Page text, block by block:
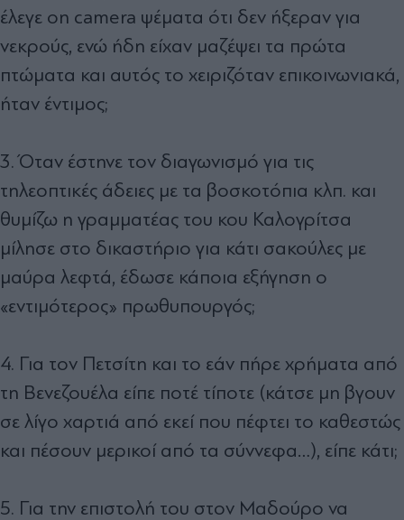
έλεγε on camera ψέματα ότι δεν ήξεραν για
νεκρούς, ενώ ήδη είχαν μαζέψει τα πρώτα
πτώματα και αυτός το χειριζόταν επικοινωνιακά,
ήταν έντιμος;
3. Όταν έστηνε τον διαγωνισμό για τις
τηλεοπτικές άδειες με τα βοσκοτόπια κλπ. και
θυμίζω η γραμματέας του κου Καλογρίτσα
μίλησε στο δικαστήριο για κάτι σακούλες με
μαύρα λεφτά, έδωσε κάποια εξήγηση ο
«εντιμότερος» πρωθυπουργός;
4. Για τον Πετσίτη και το εάν πήρε χρήματα από
τη Βενεζουέλα είπε ποτέ τίποτε (κάτσε μη βγουν
σε λίγο χαρτιά από εκεί που πέφτει το καθεστώς
και πέσουν μερικοί από τα σύννεφα…), είπε κάτι;
5. Για την επιστολή του στον Μαδούρο να